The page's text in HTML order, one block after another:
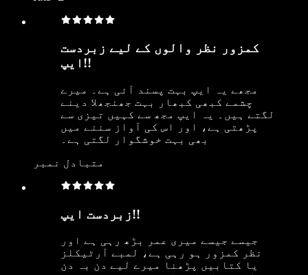
کمزور نظر والوں کے لیے زبردست
ایپ!!
مجھے یہ ایپ بہت پسند آئی ہے۔ میرے
چشمے کبھی کبھار بہت جھنجھلا دینے
لگتے ہیں۔ یہ ایپ مجھ سے کہیں تیزی سے
پڑھتی ہے، اور اس کی آواز سننے میں
بھی بہت خوشگوار لگتی ہے۔
متبادل نمبر
زبردست ایپ!!
جیسے جیسے میری عمر بڑھ رہی ہے اور
نظر کمزور ہو رہی ہے، لمبے آرٹیکلز
یا کتابیں پڑھنا میرے لیے دن بہ دن